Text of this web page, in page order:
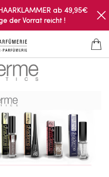
ab 49,95€
der Vorrat reicht !